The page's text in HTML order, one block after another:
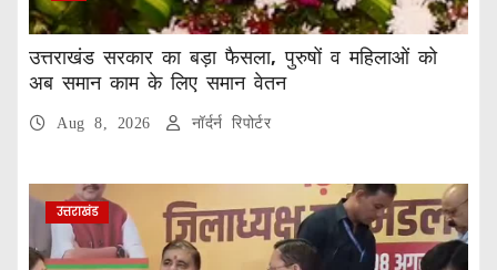
उत्तराखंड सरकार का बड़ा फैसला, पुरुषों व महिलाओं को
अब समान काम के लिए समान वेतन
Aug 8, 2026 नॉर्दर्न रिपोर्टर
उत्तराखंड